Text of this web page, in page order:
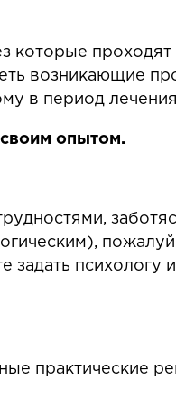
которые проходят
возникающие
в период
опытом.
задать психологу
практические